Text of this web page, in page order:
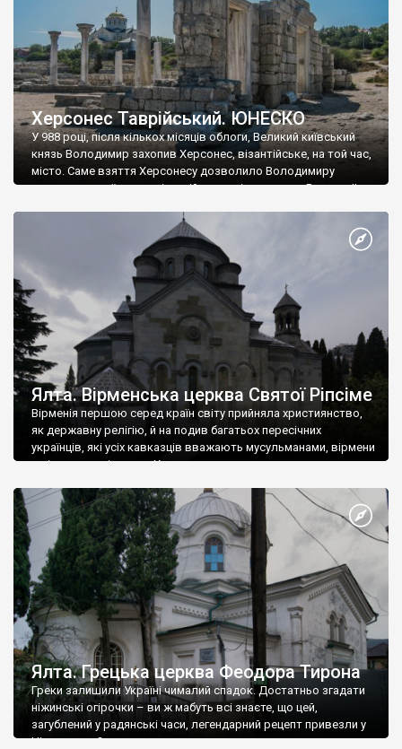
Херсонес Таврійський. ЮНЕСКО
У 988 році, після кількох місяців облоги, Великий київський
князь Володимир захопив Херсонес, візантійське, на той час,
місто. Саме взяття Херсонесу дозволило Володимиру
диктувати свої умови візантійському імператору Василю ІІ, та
Херсонесі Володимир-язичник, став Василем-християнином.
А потім було Хрещення Русі. На честь Херсонесу Таврійського
Ялта. Вірменська церква Святої Ріпсіме
Вірменія першою серед країн світу прийняла християнство,
як державну релігію, й на подив багатьох пересічних
українців, які усіх кавказців вважають мусульманами, вірмени
є відданими вірянами Христа
Ялта. Грецька церква Феодора Тирона
Греки залишили Україні чималий спадок. Достатньо згадати
ніжинські огірочки – ви ж мабуть всі знаєте, що цей,
загублений у радянські часи, легендарний рецепт привезли у
Ніжин греки?